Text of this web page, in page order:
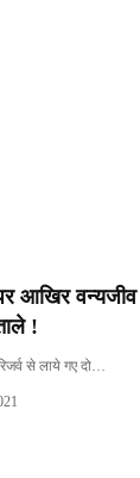
आखिर वन्यजीव
!
से लाये गए दो…